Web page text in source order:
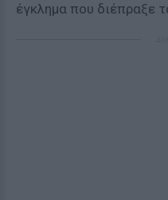
έγκλημα που διέπραξε